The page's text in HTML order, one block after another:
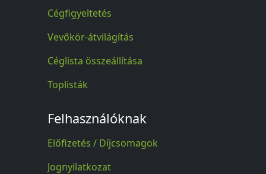
Cégfigyeltetés
Vevőkör-átvilágítás
Céglista összeállítása
Toplisták
Felhasználóknak
Előfizetés / Díjcsomagok
Jognyilatkozat